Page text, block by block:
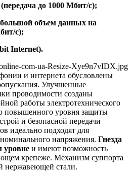
до 1000 Мбит/с);
объем данных на
с);
Internet).
и интернета обусловлены
Улучшенные
проводимости созданы
работы электротехнического
повышенного уровня защиты
и безопасной передачи
идеально подходят для
напряжения. Гнезда
уровне и имеют возможность
крепеже. Механизм суппорта
нержавеющей стали.